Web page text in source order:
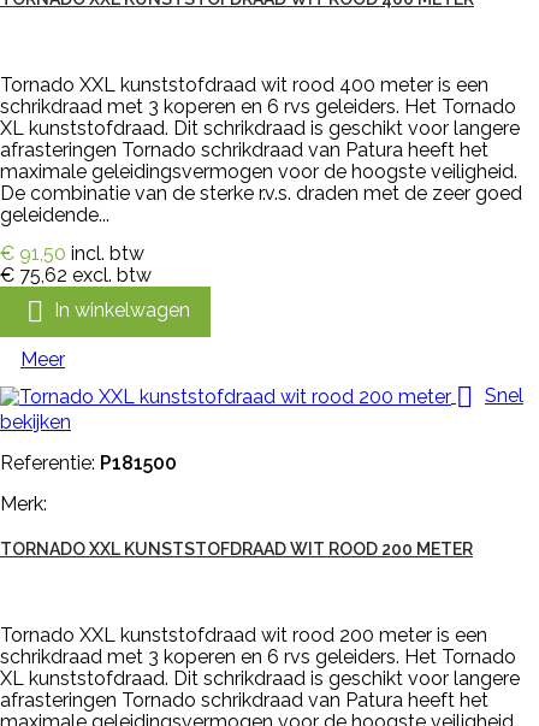
Tornado XXL kunststofdraad wit rood 400 meter is een
schrikdraad met 3 koperen en 6 rvs geleiders. Het Tornado
XL kunststofdraad. Dit schrikdraad is geschikt voor langere
afrasteringen Tornado schrikdraad van Patura heeft het
maximale geleidingsvermogen voor de hoogste veiligheid.
De combinatie van de sterke r.v.s. draden met de zeer goed
geleidende...
€ 91,50 incl. btw
€ 75,62 excl. btw
 In winkelwagen
Meer

Snel
bekijken
Referentie: P181500
Merk:
TORNADO XXL KUNSTSTOFDRAAD WIT ROOD 200 METER
Tornado XXL kunststofdraad wit rood 200 meter is een
schrikdraad met 3 koperen en 6 rvs geleiders. Het Tornado
XL kunststofdraad. Dit schrikdraad is geschikt voor langere
afrasteringen Tornado schrikdraad van Patura heeft het